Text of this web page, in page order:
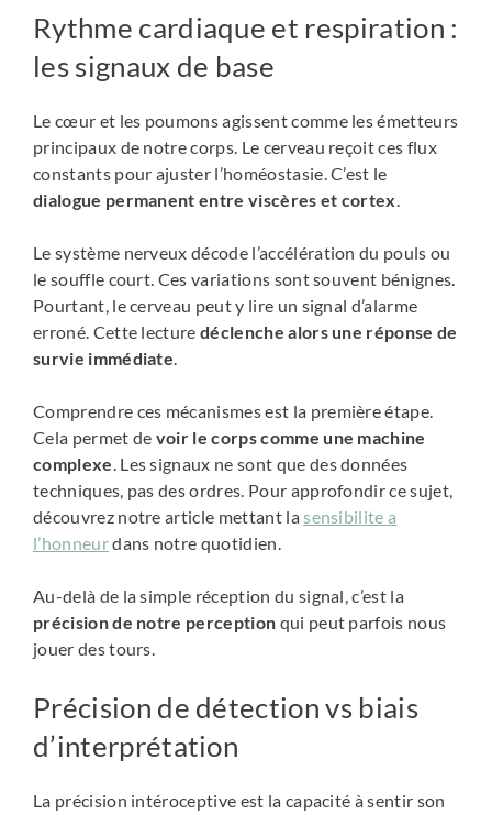
Rythme cardiaque et respiration :
les signaux de base
Le cœur et les poumons agissent comme les émetteurs
principaux de notre corps. Le cerveau reçoit ces flux
constants pour ajuster l’homéostasie. C’est le
dialogue permanent entre viscères et cortex.
Le système nerveux décode l’accélération du pouls ou
le souffle court. Ces variations sont souvent bénignes.
Pourtant, le cerveau peut y lire un signal d’alarme
erroné. Cette lecturedéclenche alors une réponse de
survie immédiate.
Comprendre ces mécanismes est la première étape.
Cela permet de voir le corps comme une machine
complexe. Les signaux ne sont que des données
techniques, pas des ordres. Pour approfondir ce sujet,
découvrez notre article mettant lasensibilite a
l’honneurdans notre quotidien.
Au-delà de la simple réception du signal, c’est la
précision de notre perception qui peut parfois nous
jouer des tours.
Précision de détection vs biais
d’interprétation
La précision intéroceptive est la capacité à sentir son